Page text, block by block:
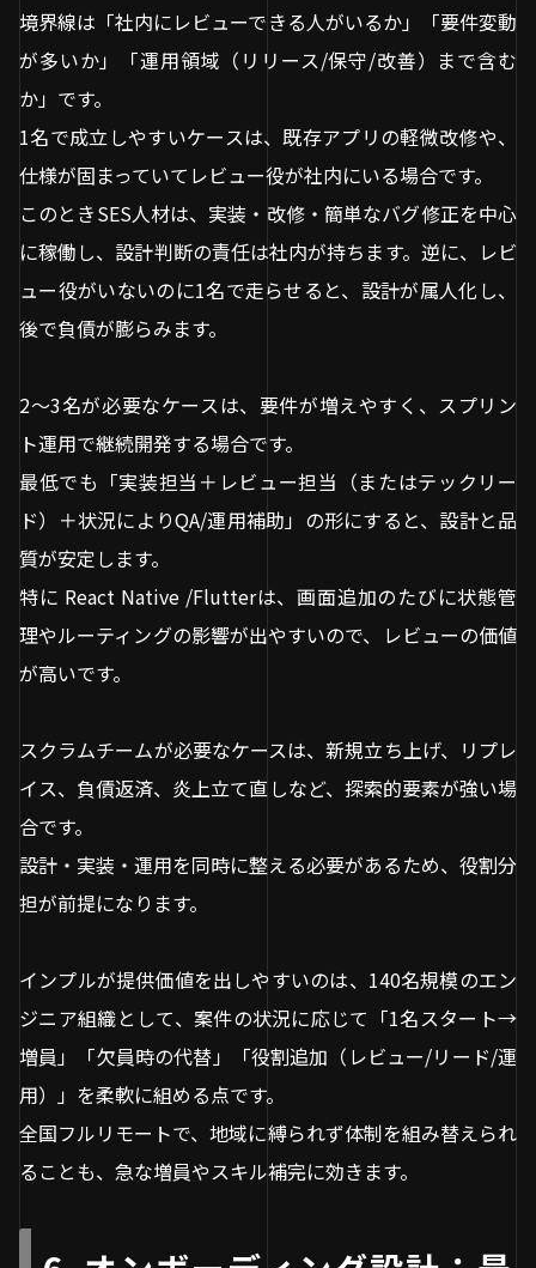
境界線は「社内にレビューできる人がいるか」「要件変動
が多いか」「運用領域（リリース/保守/改善）まで含む
か」です。
1名で成立しやすいケースは、既存アプリの軽微改修や、
仕様が固まっていてレビュー役が社内にいる場合です。
このときSES人材は、実装・改修・簡単なバグ修正を中心
に稼働し、設計判断の責任は社内が持ちます。逆に、レビ
ュー役がいないのに1名で走らせると、設計が属人化し、
後で負債が膨らみます。
2〜3名が必要なケースは、要件が増えやすく、スプリン
ト運用で継続開発する場合です。
最低でも「実装担当＋レビュー担当（またはテックリー
ド）＋状況によりQA/運用補助」の形にすると、設計と品
質が安定します。
特に React Native /Flutterは、画面追加のたびに状態管
理やルーティングの影響が出やすいので、レビューの価値
が高いです。
スクラムチームが必要なケースは、新規立ち上げ、リプレ
イス、負債返済、炎上立て直しなど、探索的要素が強い場
合です。
設計・実装・運用を同時に整える必要があるため、役割分
担が前提になります。
インプルが提供価値を出しやすいのは、140名規模のエン
ジニア組織として、案件の状況に応じて「1名スタート→
増員」「欠員時の代替」「役割追加（レビュー/リード/運
用）」を柔軟に組める点です。
全国フルリモートで、地域に縛られず体制を組み替えられ
ることも、急な増員やスキル補完に効きます。